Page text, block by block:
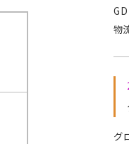
物
グ